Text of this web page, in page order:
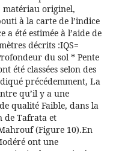
matériau originel,
à la carte de l’indice
a été estimée à l’aide de
décrits :IQS=
du sol * Pente
été classées selon des
précédemment, La
qu’il y a une
qualité Faible, dans la
de Tafrata et
(Figure 10).En
ont une